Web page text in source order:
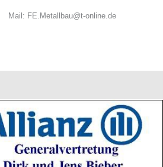
Mail: FE.Metallbau@t-online.de